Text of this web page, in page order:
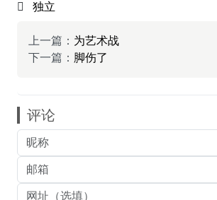
独立
上一篇： 为艺术战
下一篇： 脚伤了
评论